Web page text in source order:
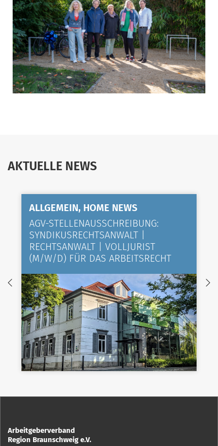
AKTUELLE NEWS
ALLGEMEIN, HOME NEWS
AGV-STELLENAUSSCHREIBUNG:
SYNDIKUSRECHTSANWALT |
RECHTSANWALT | VOLLJURIST
(M/W/D) FÜR DAS ARBEITSRECHT
Arbeitgeberverband
Region Braunschweig e.V.